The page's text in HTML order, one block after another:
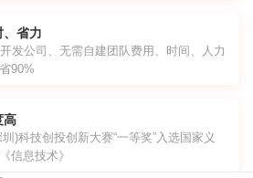
、省力
发公司、无需自建团队费用、时间、人力
90%
高
)科技创投创新大赛“一等奖”入选国家义
信息技术》